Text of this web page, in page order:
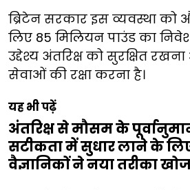
ब्रिटेन सरकार इस व्यवस्था
लिए 85 मिलियन पाउंड का
उद्देश्य अंतरिक्ष को सुरक्षित
सेवाओं की रक्षा करना है।
यह भी पढ़ें
अंतरिक्ष से मौसम के
सटीकता में सुधार लाने के
वैज्ञानिकों ने नया तरीका